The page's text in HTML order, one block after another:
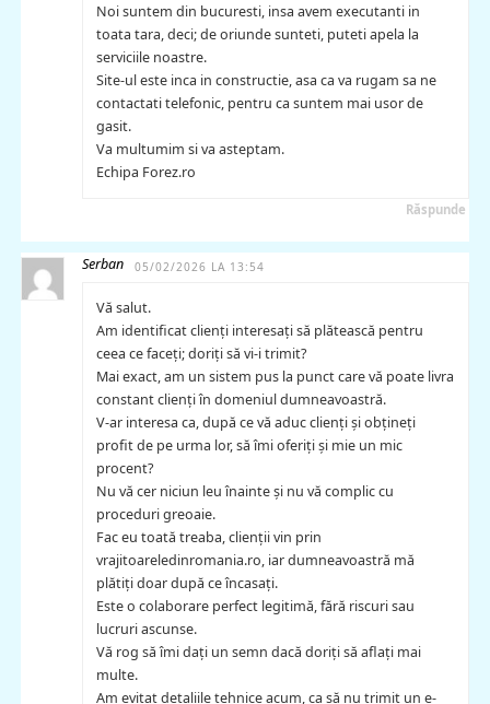
Noi suntem din bucuresti, insa avem executanti in
toata tara, deci; de oriunde sunteti, puteti apela la
serviciile noastre.
Site-ul este inca in constructie, asa ca va rugam sa ne
contactati telefonic, pentru ca suntem mai usor de
gasit.
Va multumim si va asteptam.
Echipa Forez.ro
Răspunde
Serban 05/02/2026 LA 13:54
Vă salut.
Am identificat clienți interesați să plătească pentru
ceea ce faceți; doriți să vi-i trimit?
Mai exact, am un sistem pus la punct care vă poate livra
constant clienți în domeniul dumneavoastră.
V-ar interesa ca, după ce vă aduc clienți și obțineți
profit de pe urma lor, să îmi oferiți și mie un mic
procent?
Nu vă cer niciun leu înainte și nu vă complic cu
proceduri greoaie.
Fac eu toată treaba, clienții vin prin
vrajitoareledinromania.ro, iar dumneavoastră mă
plătiți doar după ce încasați.
Este o colaborare perfect legitimă, fără riscuri sau
lucruri ascunse.
Vă rog să îmi dați un semn dacă doriți să aflați mai
multe.
Am evitat detaliile tehnice acum, ca să nu trimit un e-